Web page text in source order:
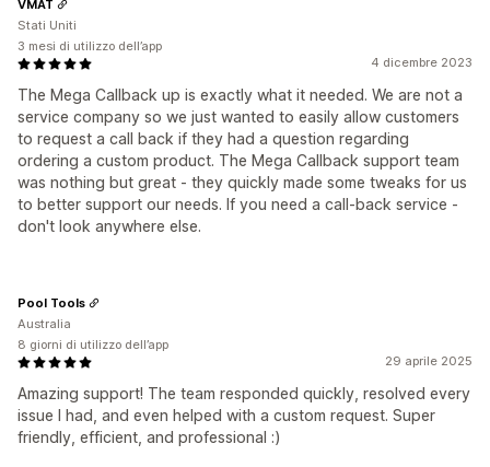
4 dicembre 2023
The Mega Callback up is exactly what it needed. We are not a
service company so we just wanted to easily allow customers
to request a call back if they had a question regarding
ordering a custom product. The Mega Callback support team
was nothing but great - they quickly made some tweaks for us
to better support our needs. If you need a call-back service -
don't look anywhere else.
VMAT
Stati Uniti
3 mesi di utilizzo dell’app
29 aprile 2025
Amazing support! The team responded quickly, resolved every
issue I had, and even helped with a custom request. Super
friendly, efficient, and professional :)
Pool Tools
Australia
8 giorni di utilizzo dell’app